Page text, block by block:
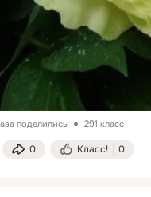
поделились 291 класс
0 Класс! 0